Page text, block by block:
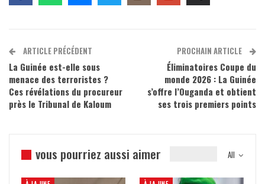
ARTICLE PRÉCÉDENT
La Guinée est-elle sous
menace des terroristes ?
Ces révélations du procureur
près le Tribunal de Kaloum
PROCHAIN ARTICLE
Éliminatoires Coupe du
monde 2026 : La Guinée
s’offre l’Ouganda et obtient
ses trois premiers points
All
vous pourriez aussi aimer